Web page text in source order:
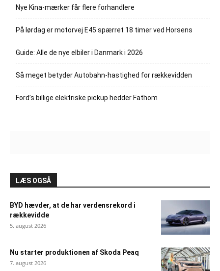
Nye Kina-mærker får flere forhandlere
På lørdag er motorvej E45 spærret 18 timer ved Horsens
Guide: Alle de nye elbiler i Danmark i 2026
Så meget betyder Autobahn-hastighed for rækkevidden
Ford’s billige elektriske pickup hedder Fathom
LÆS OGSÅ
BYD hævder, at de har verdensrekord i
rækkevidde
5. august 2026
Nu starter produktionen af Skoda Peaq
7. august 2026